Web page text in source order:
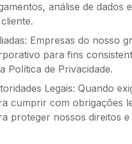
análise de dados
Empresas do nosso
para fins
Política de Privacidade.
Legais: Quando
cumprir com obrigações
proteger nossos direitos e